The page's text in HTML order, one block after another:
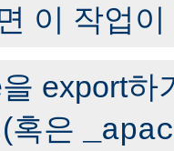
이 작업
export
혹은